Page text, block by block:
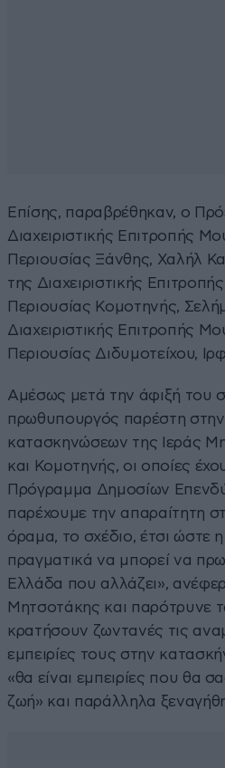
Επίσης, παραβρέθηκαν, ο
Διαχειριστικής Επιτροπής
Περιουσίας Ξάνθης, Χαλήλ
της Διαχειριστικής
Περιουσίας Κομοτηνής,
Διαχειριστικής Επιτροπής
Περιουσίας Διδυμοτείχου,
Αμέσως μετά την άφιξή του
πρωθυπουργός παρέστη στην
κατασκηνώσεων της Ιεράς
και Κομοτηνής, οι οποίες
Πρόγραμμα Δημοσίων
παρέχουμε την απαραίτητη
όραμα, το σχέδιο, έτσι ώστε
πραγματικά να μπορεί να
Ελλάδα που αλλάζει»,
Μητσοτάκης και παρότρυνε
κρατήσουν ζωντανές τις
εμπειρίες τους στην
«θα είναι εμπειρίες που θα
ζωή» και παράλληλα